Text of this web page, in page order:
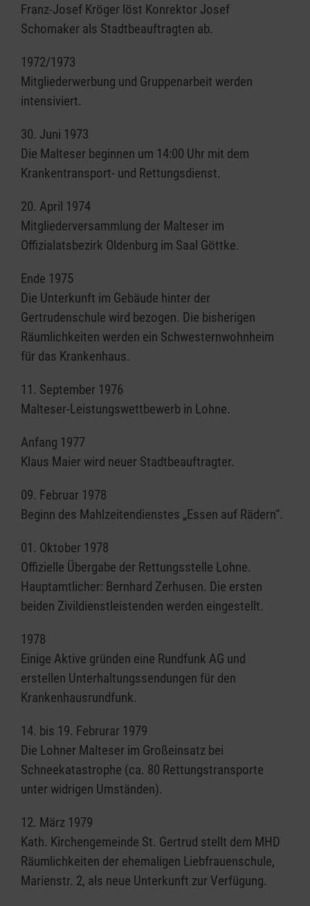
Franz-Josef Kröger löst Konrektor Josef
Schomaker als Stadtbeauftragten ab.
1972/1973
Mitgliederwerbung und Gruppenarbeit werden
intensiviert.
30. Juni 1973
Die Malteser beginnen um 14:00 Uhr mit dem
Krankentransport- und Rettungsdienst.
20. April 1974
Mitgliederversammlung der Malteser im
Offizialatsbezirk Oldenburg im Saal Göttke.
Ende 1975
Die Unterkunft im Gebäude hinter der
Gertrudenschule wird bezogen. Die bisherigen
Räumlichkeiten werden ein Schwesternwohnheim
für das Krankenhaus.
11. September 1976
Malteser-Leistungswettbewerb in Lohne.
Anfang 1977
Klaus Maier wird neuer Stadtbeauftragter.
09. Februar 1978
Beginn des Mahlzeitendienstes „Essen auf Rädern“.
01. Oktober 1978
Offizielle Übergabe der Rettungsstelle Lohne.
Hauptamtlicher: Bernhard Zerhusen. Die ersten
beiden Zivildienstleistenden werden eingestellt.
1978
Einige Aktive gründen eine Rundfunk AG und
erstellen Unterhaltungssendungen für den
Krankenhausrundfunk.
14. bis 19. Februrar 1979
Die Lohner Malteser im Großeinsatz bei
Schneekatastrophe (ca. 80 Rettungstransporte
unter widrigen Umständen).
12. März 1979
Kath. Kirchengemeinde St. Gertrud stellt dem MHD
Räumlichkeiten der ehemaligen Liebfrauenschule,
Marienstr. 2, als neue Unterkunft zur Verfügung.